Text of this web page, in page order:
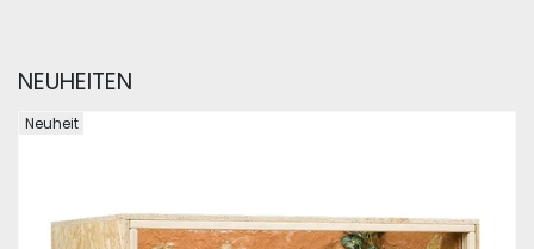
NEUHEITEN
Neuheit